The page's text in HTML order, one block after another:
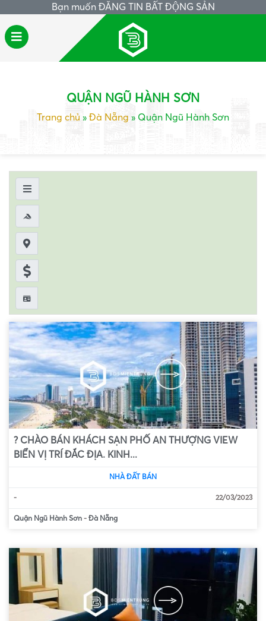
Bạn muốn ĐĂNG TIN BẤT ĐỘNG SẢN
QUẬN NGŨ HÀNH SƠN
Trang chủ » Đà Nẵng » Quận Ngũ Hành Sơn
? CHÀO BÁN KHÁCH SẠN PHỐ AN THƯỢNG VIEW
BIỂN VỊ TRÍ ĐẮC ĐỊA. KINH...
NHÀ ĐẤT BÁN
- 22/03/2023
Quận Ngũ Hành Sơn - Đà Nẵng